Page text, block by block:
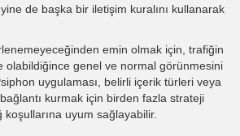
de başka bir iletişim kuralını kullanarak
emin olmak için, trafiğin
olabildiğince genel ve normal görünmesini
uygulaması, belirli içerik türleri veya
kurmak için birden fazla strateji
uyum sağlayabilir.